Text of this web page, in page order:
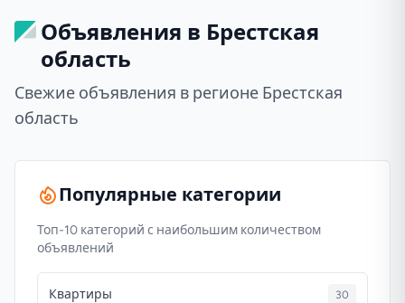
Объявления в Брестская
область
Свежие объявления в регионе Брестская
область
Популярные категории
Топ-10 категорий с наибольшим количеством
объявлений
Квартиры 30